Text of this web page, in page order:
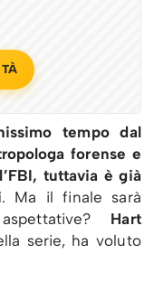
tempo dal
forense e
tuttavia è già
. Ma il finale sarà
Hart
serie, ha voluto